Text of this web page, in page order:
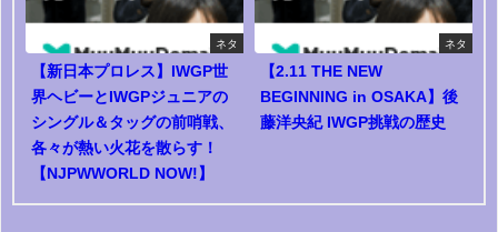
ネタ
【新日本プロレス】IWGP世
界ヘビーとIWGPジュニアの
シングル＆タッグの前哨戦、
各々が熱い火花を散らす！
【NJPWWORLD NOW!】
ネタ
【2.11 THE NEW
BEGINNING in OSAKA】後
藤洋央紀 IWGP挑戦の歴史